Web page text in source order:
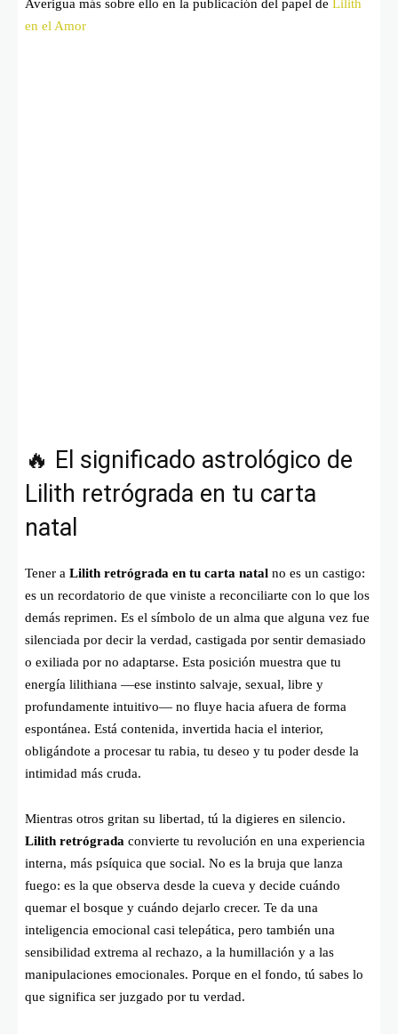
Averigua más sobre ello en la publicación del papel de Lilith
en el Amor
🔥 El significado astrológico de
Lilith retrógrada en tu carta
natal
Tener a Lilith retrógrada en tu carta natal no es un castigo:
es un recordatorio de que viniste a reconciliarte con lo que los
demás reprimen. Es el símbolo de un alma que alguna vez fue
silenciada por decir la verdad, castigada por sentir demasiado
o exiliada por no adaptarse. Esta posición muestra que tu
energía lilithiana —ese instinto salvaje, sexual, libre y
profundamente intuitivo— no fluye hacia afuera de forma
espontánea. Está contenida, invertida hacia el interior,
obligándote a procesar tu rabia, tu deseo y tu poder desde la
intimidad más cruda.
Mientras otros gritan su libertad, tú la digieres en silencio.
Lilith retrógrada convierte tu revolución en una experiencia
interna, más psíquica que social. No es la bruja que lanza
fuego: es la que observa desde la cueva y decide cuándo
quemar el bosque y cuándo dejarlo crecer. Te da una
inteligencia emocional casi telepática, pero también una
sensibilidad extrema al rechazo, a la humillación y a las
manipulaciones emocionales. Porque en el fondo, tú sabes lo
que significa ser juzgado por tu verdad.